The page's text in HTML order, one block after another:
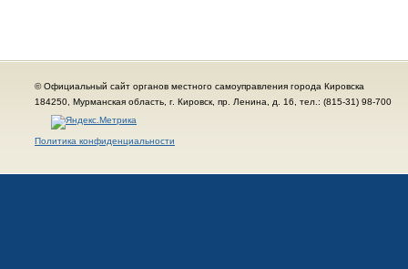
© Официальный сайт органов местного самоуправления города Кировска
184250, Мурманская область, г. Кировск, пр. Ленина, д. 16, тел.: (815-31) 98-700
Политика конфиденциальности